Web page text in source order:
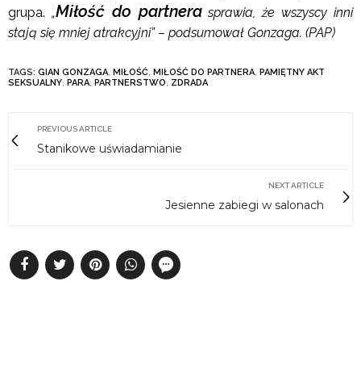
grupa. „Miłość do partnerasprawia, że wszyscy inni
stają się mniej atrakcyjni” – podsumował Gonzaga. (PAP)
TAGS: GIAN GONZAGA, MIŁOŚĆ, MIŁOŚĆ DO PARTNERA, PAMIĘTNY AKT
SEKSUALNY, PARA, PARTNERSTWO, ZDRADA
PREVIOUS ARTICLE
Stanikowe uświadamianie
NEXT ARTICLE
Jesienne zabiegi w salonach